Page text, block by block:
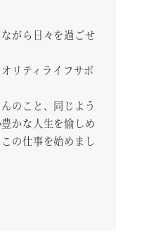
がら日々を過ごせ
リティライフサポ
のこと、同じよう
かな人生を愉しめ
の仕事を始めまし